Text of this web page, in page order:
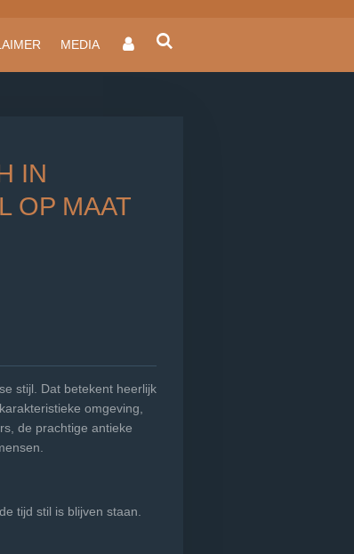
MEDIA
IN
OP MAAT
stijl. Dat betekent heerlijk
omgeving,
de prachtige antieke
tijd stil is blijven staan.